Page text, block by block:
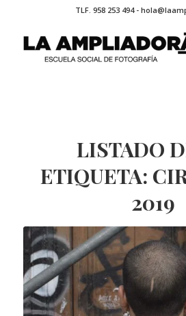
TLF. 958 253 494 -
LISTADO
ETIQUETA:
2019